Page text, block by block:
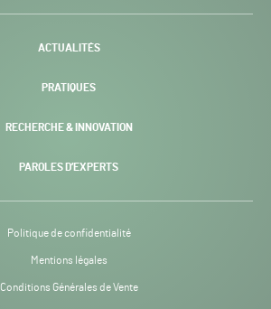
-
ACTUALITÉS
PRATIQUES
RECHERCHE & INNOVATION
PAROLES D’EXPERTS
Politique de confidentialité
Mentions légales
Conditions Générales de Vente